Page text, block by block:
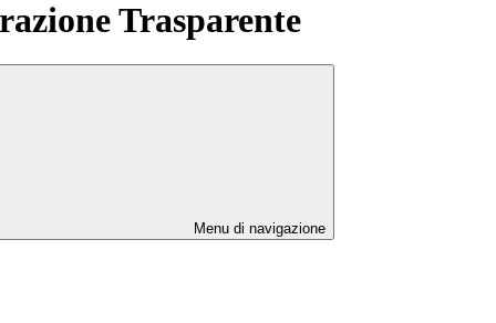
Trasparente
Menu di navigazione